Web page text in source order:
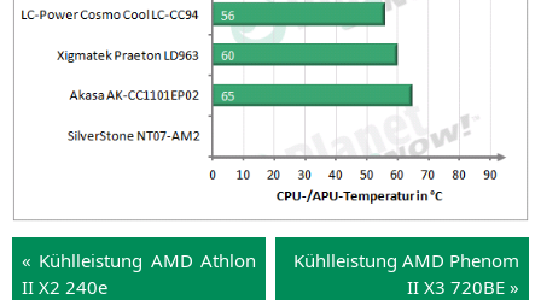
« Kühl­leis­tung AMD Ath­lon
II X2 240e
Kühl­leis­tung AMD Phe­nom
II X3 720BE »